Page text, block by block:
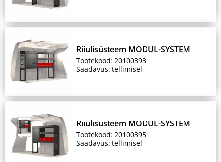
Riiulisüsteem MODUL-SYSTEM
Tootekood: 20100393
Saadavus: tellimisel
Riiulisüsteem MODUL-SYSTEM
Tootekood: 20100395
Saadavus: tellimisel